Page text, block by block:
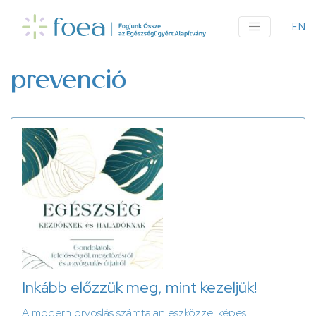
tartalomra
EN
prevenció
Inkább előzzük meg, mint kezeljük!
A modern orvoslás számtalan eszközzel képes